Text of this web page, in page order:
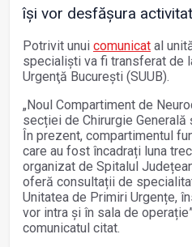
își vor desfășura
Potrivit unui comunicat al
specialişti va fi transferat de
Urgenţă Bucureşti (SUUB).
„Noul Compartiment de
secției de Chirurgie Generală
În prezent, compartimentul
care au fost încadrați luna
organizat de Spitalul
oferă consultații de
Unitatea de Primiri Urgențe,
vor intra și în sala de
comunicatul citat.